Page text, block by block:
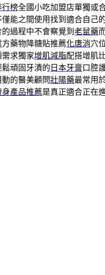
行榜全國小吃加盟店單獨或
能之間使用找到適合自己
過程中不會察覺到 老鼠藥
藥物降糖貼推薦化唐消穴
求獨家增肌減脂配搭增肌
頑固牙漬的 日本牙膏 口腔
的醫美顧問壯陽藥最常用
身產品推薦是真正適合正在